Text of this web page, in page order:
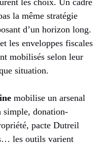
les choix. Un cadre
la même stratégie
d’un horizon long.
les enveloppes fiscales
mobilisés selon leur
situation.
mobilise un arsenal
donation-
pacte Dutreil
les outils varient